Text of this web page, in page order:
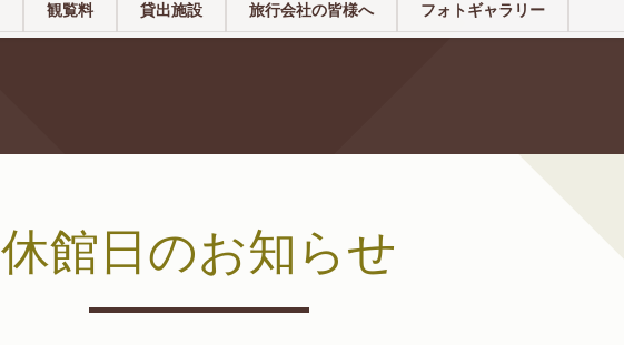
観覧料 貸出施設 旅行会社の皆様へ フォトギャラリー
休館日のお知らせ